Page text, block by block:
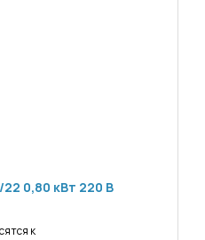
0,80 кВт 220 В
к